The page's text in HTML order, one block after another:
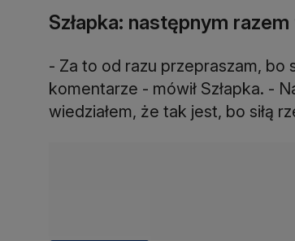
Szłapka: następnym
- Za to od razu przepraszam, bo
komentarze - mówił Szłapka. -
wiedziałem, że tak jest, bo siłą